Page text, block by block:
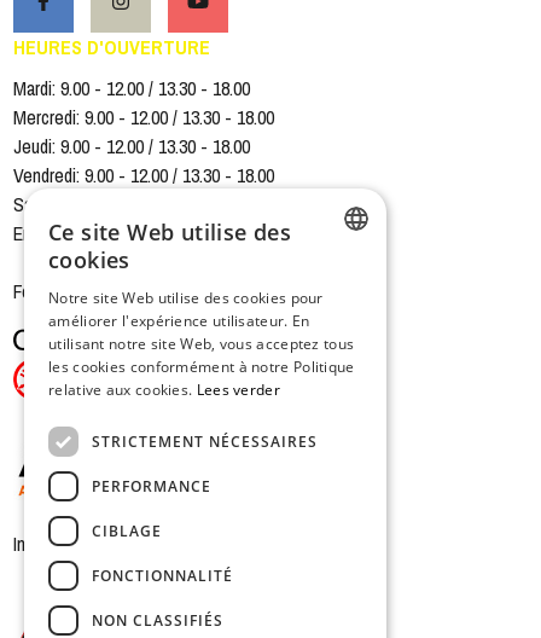
HEURES D'OUVERTURE
Mardi: 9.00 - 12.00 / 13.30 - 18.00
Mercredi: 9.00 - 12.00 / 13.30 - 18.00
Jeudi: 9.00 - 12.00 / 13.30 - 18.00
Vendredi: 9.00 - 12.00 / 13.30 - 18.00
Samedi: 9.00 - 12.00 / 13.30 - 16.00
Entrepôt fermé samedi-midi
Fermé le dimanche et le lundi
In samenwerking met
FRENCH
Ce site Web utilise des
cookies
Notre site Web utilise des cookies pour
améliorer l'expérience utilisateur. En
utilisant notre site Web, vous acceptez tous
les cookies conformément à notre Politique
relative aux cookies. Lees verder
STRICTEMENT NÉCESSAIRES
PERFORMANCE
CIBLAGE
FONCTIONNALITÉ
NON CLASSIFIÉS